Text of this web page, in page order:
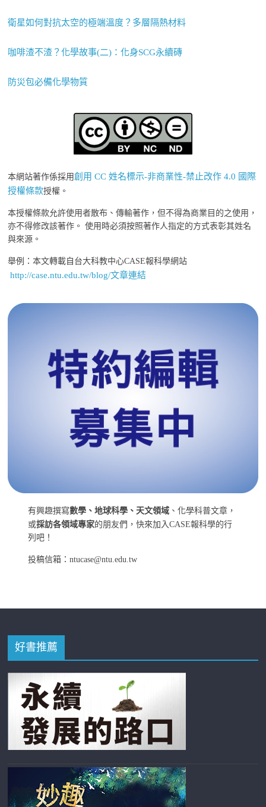
衛星如何對抗太空的極端溫度？多層隔熱材料
咖啡渣不渣？化學故事(二)：化身SCG永續磚
防災包必備化學物質
本網站著作係採用創用 CC 姓名標示-非商業性-禁止改作 4.0 國際
授權條款授權。
本授權條款允許使用者散布、傳輸著作，但不得為商業目的之使用，
亦不得修改該著作。 使用時必須按照著作人指定的方式表彰其姓名
與來源。
舉例：本文轉載自台大科教中心CASE報科學網站
http://case.ntu.edu.tw/blog/文章連結
有興趣撰寫數學、地球科學、天文領域 、化學科普文章，
或採訪各領域專家的朋友們，快來加入CASE報科學的行
列吧！
投稿信箱：ntucase@ntu.edu.tw
好書推薦